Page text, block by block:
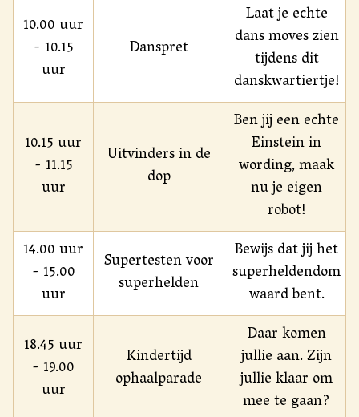
10.00 uur
- 10.15
uur
Danspret
Laat je echte
dans moves zien
tijdens dit
danskwartiertje!
10.15 uur
- 11.15
uur
Uitvinders in de
dop
Ben jij een echte
Einstein in
wording, maak
nu je eigen
robot!
14.00 uur
- 15.00
uur
Supertesten voor
superhelden
Bewijs dat jij het
superheldendom
waard bent.
18.45 uur
- 19.00
uur
Kindertijd
ophaalparade
Daar komen
jullie aan. Zijn
jullie klaar om
mee te gaan?